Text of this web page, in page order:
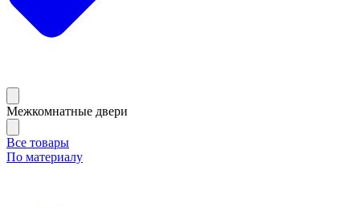
Межкомнатные двери
Все товары
По материалу